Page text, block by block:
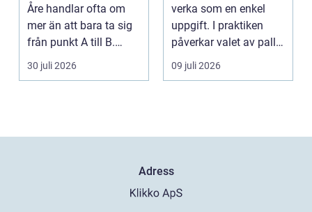
Åre handlar ofta om
mer än att bara ta sig
från punkt A till B.
Vädret skifta...
30 juli 2026
verka som en enkel
uppgift. I praktiken
påverkar valet av pall
09 juli 2026
Adress